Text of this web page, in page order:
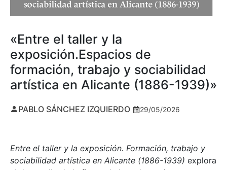
«Entre el taller y la
exposición.Espacios de
formación, trabajo y sociabilidad
artística en Alicante (1886-1939)»
PABLO SÁNCHEZ IZQUIERDO 29/05/2026
Entre el taller y la exposición. Formación, trabajo y
sociabilidad artística en Alicante (1886-1939) explora